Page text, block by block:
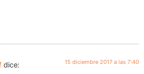
dice: 15 diciembre 2017 a las 7:40